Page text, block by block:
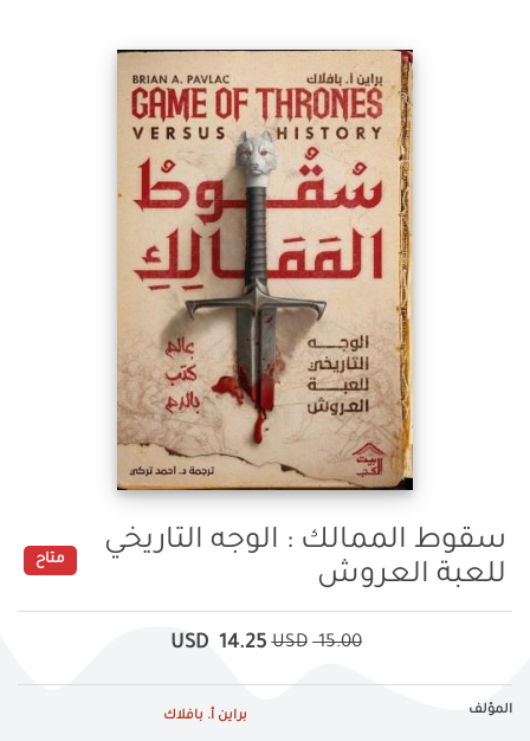
سقوط الممالك : الوجه التاريخي
للعبة العروش
متاح
15.00
USD
14.25
USD
المؤلف براين أ. بافلاك